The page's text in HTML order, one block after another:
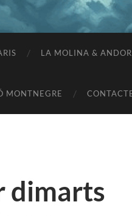
LA MOLINA &
MONTNEGRE
dimarts